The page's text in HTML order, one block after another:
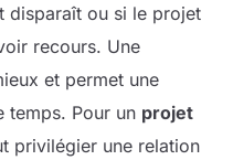
disparaît ou si le projet
recours. Une
et permet une
temps. Pour un projet
privilégier une relation